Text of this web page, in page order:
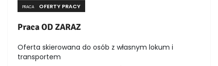
PRACA OFERTY PRACY
Praca OD ZARAZ
Oferta skierowana do osób z własnym lokum i
transportem